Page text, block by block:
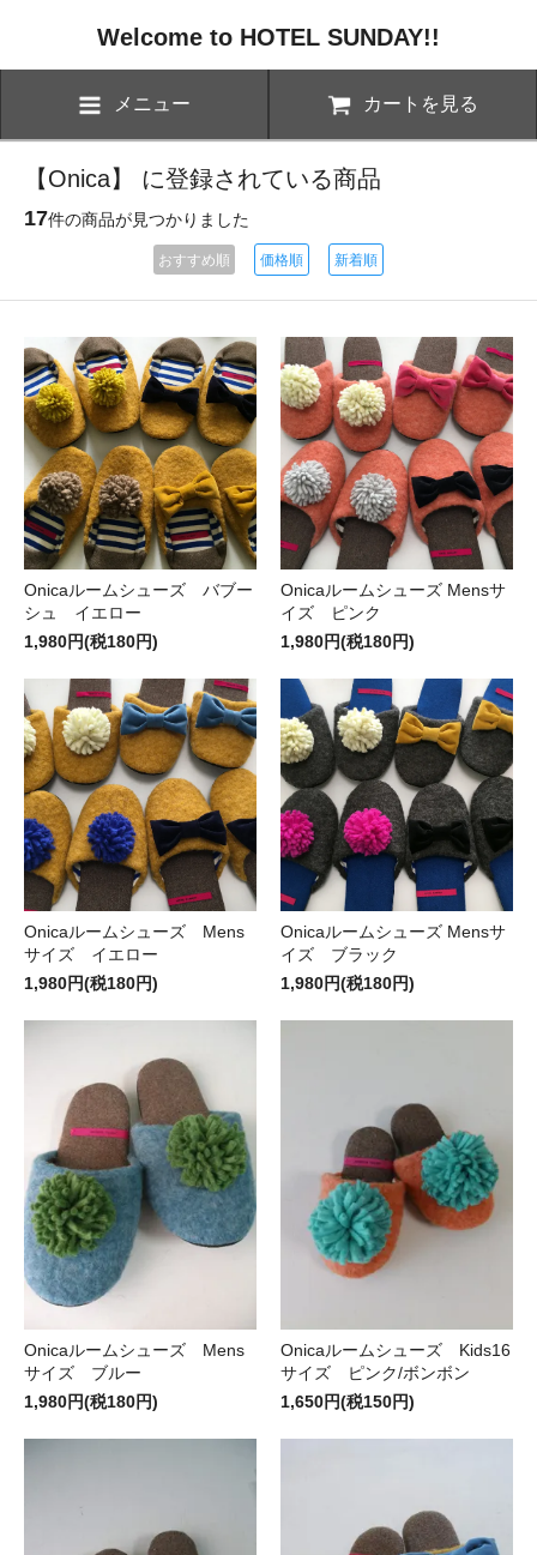
Welcome to HOTEL SUNDAY!!
メニュー カートを見る
【Onica】 に登録されている商品
17件の商品が見つかりました
おすすめ順 価格順 新着順
Onicaルームシューズ バブー
シュ イエロー
1,980円(税180円)
Onicaルームシューズ Mensサ
イズ ピンク
1,980円(税180円)
Onicaルームシューズ Mens
サイズ イエロー
1,980円(税180円)
Onicaルームシューズ Mensサ
イズ ブラック
1,980円(税180円)
Onicaルームシューズ Mens
サイズ ブルー
1,980円(税180円)
Onicaルームシューズ Kids16
サイズ ピンク/ボンボン
1,650円(税150円)